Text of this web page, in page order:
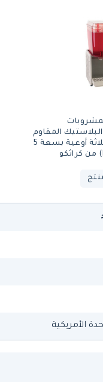
المقاوم
للصدمات وبثلاثة أوعية بسعة 5
الأمريكية